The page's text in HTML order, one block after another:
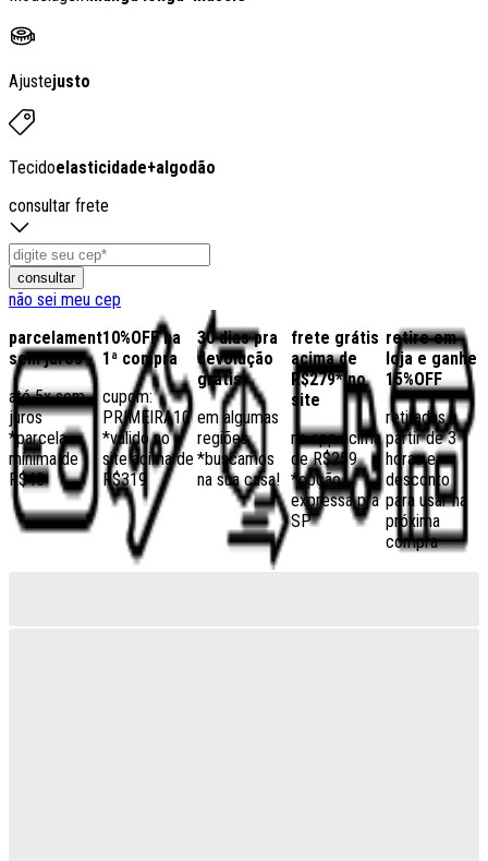
Ajustejusto
Tecidoelasticidade+algodão
consultar frete
consultar
não sei meu cep
parcelamento
sem juros
até 5x sem
juros
*parcela
mínima de
R$40
10%OFF na
1ª compra
cupom:
PRIMEIRA10
*válido no
site acima de
R$319
30 dias pra
devolução
grátis
em algumas
regiões,
*buscamos
na sua casa!
frete grátis
acima de
R$279* no
site
no app acima
de R$259
*opção
expressa pra
SP
retire em
loja e ganhe
15%OFF
retiradas a
partir de 3
horas e
desconto
para usar na
próxima
compra